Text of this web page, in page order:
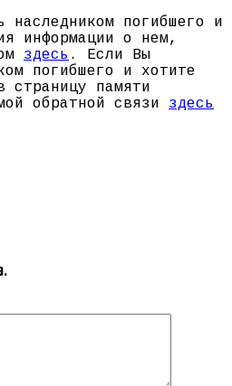
наследником погибшего и
информации о нем,
здесь . Если Вы
погибшего и хотите
страницу памяти
обратной связи здесь